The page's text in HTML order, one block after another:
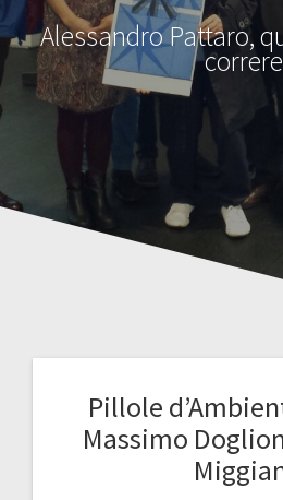
Alessandro Pattaro,
correre
Pillole
Massimo